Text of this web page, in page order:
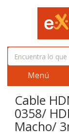
Menú
Cable
0358/
Macho/